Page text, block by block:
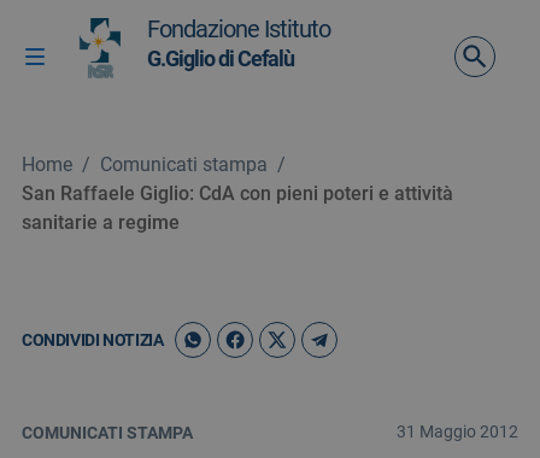
Vai ai contenuti
Vai al menu di navigazione
Vai al footer
Attiva / disattiva la navigazione
Fondazione Istituto
G.Giglio di Cefalù
Home / Comunicati stampa /
San Raffaele Giglio: CdA con pieni poteri e attività
sanitarie a regime
CONDIVIDI NOTIZIA
COMUNICATI STAMPA 31 Maggio 2012